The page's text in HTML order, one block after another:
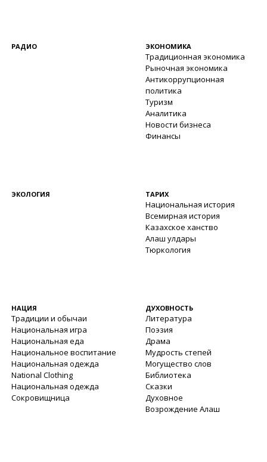
РАДИО ЭКОНОМИКА
Традиционная экономика
Рыночная экономика
Антикоррупционная
политика
Туризм
Аналитика
Новости бизнеса
Финансы
ЭКОЛОГИЯ ТАРИХ
Национальная история
Всемирная история
Казахское ханство
Алаш улдары
Тюркология
НАЦИЯ
Традиции и обычаи
Национальная игра
Национальная еда
Национальное воспитание
Национальная одежда
National Clothing
Национальная одежда
Сокровищница
ДУХОВНОСТЬ
Литература
Поэзия
Драма
Мудрость степей
Могущество слов
Библиотека
Сказки
Духовное
Возрождение Алаш